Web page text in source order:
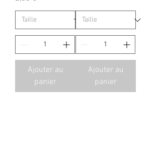
Ajouter au
panier
Ajouter au
panier